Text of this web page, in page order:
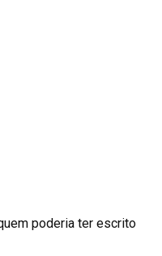
poderia ter escrito